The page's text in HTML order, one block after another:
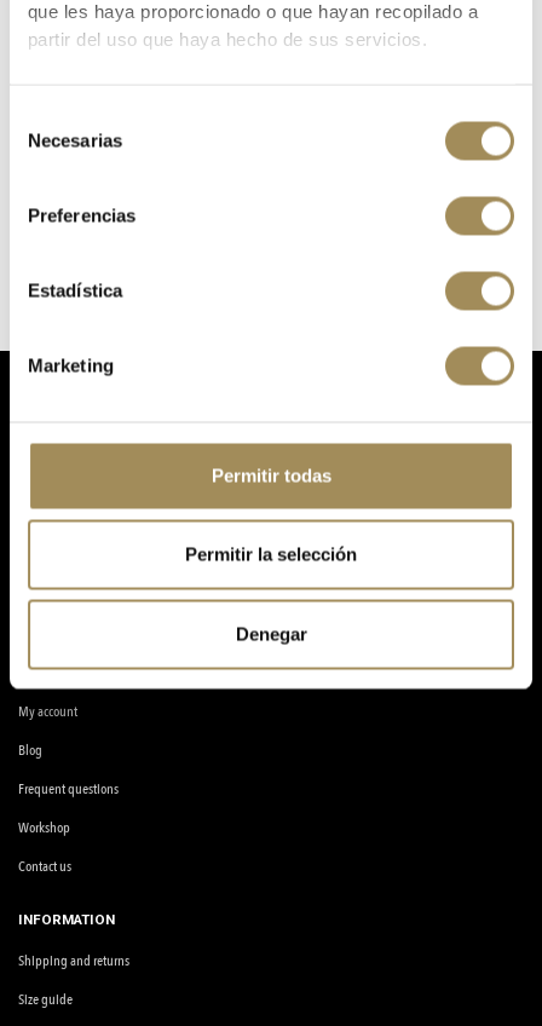
que les haya proporcionado o que hayan recopilado a
partir del uso que haya hecho de sus servicios.
Necesarias
Preferencias
Estadística
Marketing
Permitir todas
Permitir la selección
Denegar
TIPO DE PRODUCTO
Your online store for cycling, bicycles, components, accessories, nutrition and equipment.
Avinguda de la Llibertat, 2, 03610, Petrer, Alicante.
ABOUT US
My account
Blog
Frequent questions
Workshop
Contact us
INFORMATION
Shipping and returns
Size guide